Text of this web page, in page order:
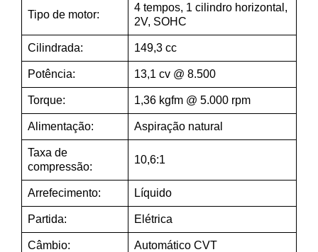
Tipo de motor:
4 tempos, 1 cilindro horizontal,
2V, SOHC
Cilindrada: 149,3 cc
Potência: 13,1 cv @ 8.500
Torque: 1,36 kgfm @ 5.000 rpm
Alimentação: Aspiração natural
Taxa de
compressão:
10,6:1
Arrefecimento: Líquido
Partida: Elétrica
Câmbio: Automático CVT